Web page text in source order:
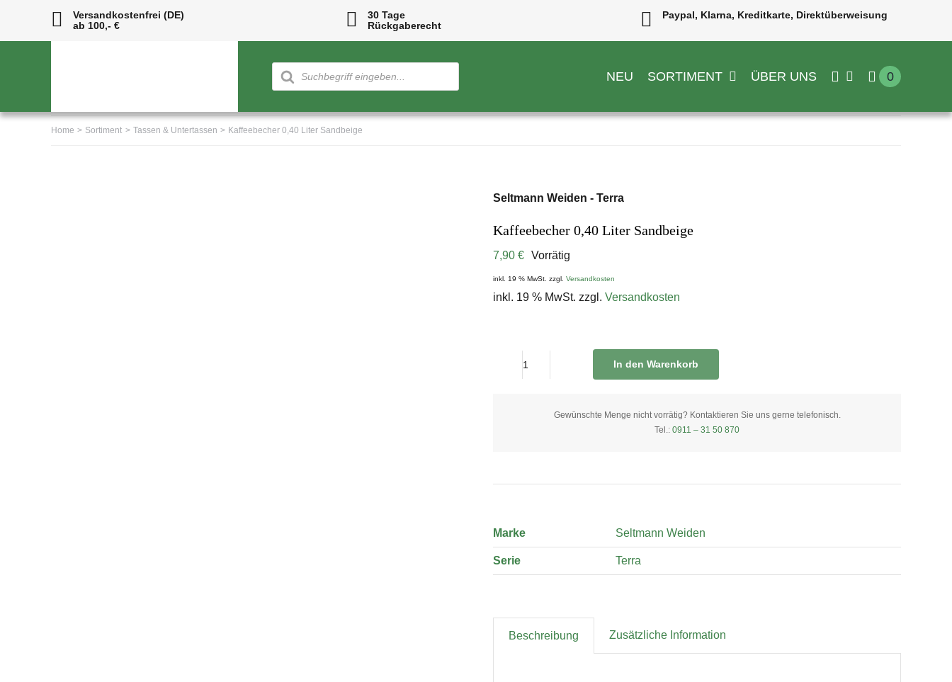
Versandkostenfrei (DE)
ab 100,- €
30 Tage
Rückgaberecht
Paypal, Klarna, Kreditkarte, Direktüberweisung
Products
search
NEU SORTIMENT ÜBER UNS 0
Home Sortiment Tassen & Untertassen Kaffeebecher 0,40 Liter Sandbeige
Seltmann Weiden - Terra
Kaffeebecher 0,40 Liter Sandbeige
7,90 € Vorrätig
inkl. 19 % MwSt. zzgl. Versandkosten
inkl. 19 % MwSt. zzgl. Versandkosten
Liter
In den Warenkorb
Gewünschte Menge nicht vorrätig? Kontaktieren Sie uns gerne telefonisch.
Tel.: 0911 – 31 50 870
Marke Seltmann Weiden
Serie Terra
Beschreibung Zusätzliche Information